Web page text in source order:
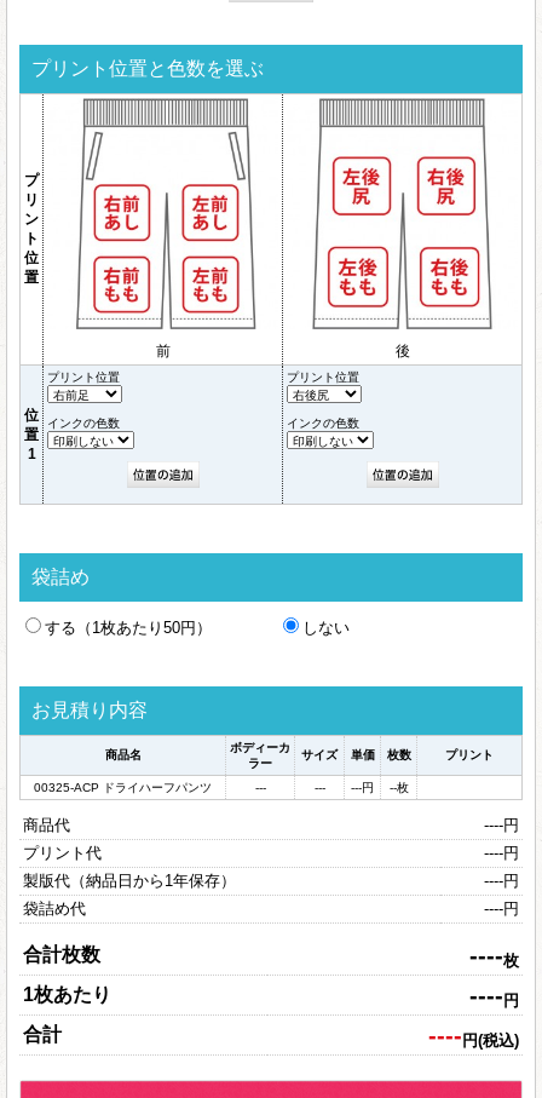
プリント位置と色数を選ぶ
プ
リ
ン
ト
位
置
前 後
位
置
1
プリント位置
インクの色数
プリント位置
インクの色数
袋詰め
する（1枚あたり50円） しない
お見積り内容
商品名
ボディーカ
ラー
サイズ 単価 枚数 プリント
00325-ACP ドライハーフパンツ --- --- ---円 --枚
商品代 ----円
プリント代
----円
製版代（納品日から1年保存）
----円
袋詰め代
----円
合計枚数 ----枚
1枚あたり ---- 円
合計 ---- 円(税込)